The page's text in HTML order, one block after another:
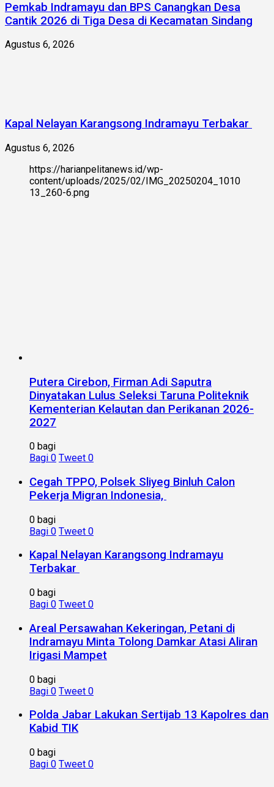
Pemkab Indramayu dan BPS Canangkan Desa
Cantik 2026 di Tiga Desa di Kecamatan Sindang
Agustus 6, 2026
Kapal Nelayan Karangsong Indramayu Terbakar
Agustus 6, 2026
https://harianpelitanews.id/wp-
content/uploads/2025/02/IMG_20250204_1010
13_260-6.png
Putera Cirebon, Firman Adi Saputra
Dinyatakan Lulus Seleksi Taruna Politeknik
Kementerian Kelautan dan Perikanan 2026-
2027
0 bagi
Bagi 0 Tweet 0
Cegah TPPO, Polsek Sliyeg Binluh Calon
Pekerja Migran Indonesia,
0 bagi
Bagi 0 Tweet 0
Kapal Nelayan Karangsong Indramayu
Terbakar
0 bagi
Bagi 0 Tweet 0
Areal Persawahan Kekeringan, Petani di
Indramayu Minta Tolong Damkar Atasi Aliran
Irigasi Mampet
0 bagi
Bagi 0 Tweet 0
Polda Jabar Lakukan Sertijab 13 Kapolres dan
Kabid TIK
0 bagi
Bagi 0 Tweet 0